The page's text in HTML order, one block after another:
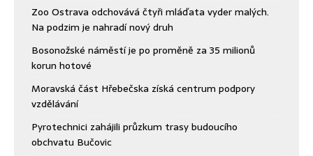
Zoo Ostrava odchovává čtyři mláďata vyder malých.
Na podzim je nahradí nový druh
Bosonožské náměstí je po proměně za 35 milionů
korun hotové
Moravská část Hřebečska získá centrum podpory
vzdělávání
Pyrotechnici zahájili průzkum trasy budoucího
obchvatu Bučovic